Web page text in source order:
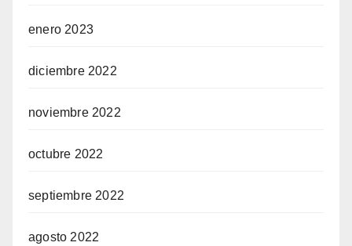
enero 2023
diciembre 2022
noviembre 2022
octubre 2022
septiembre 2022
agosto 2022